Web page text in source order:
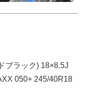
ブラック) 18×8.5J
050+ 245/40R18